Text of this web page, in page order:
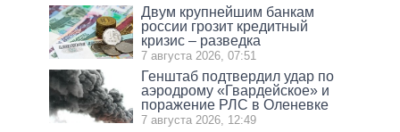
Двум крупнейшим банкам
россии грозит кредитный
кризис – разведка
7 августа 2026, 07:51
Генштаб подтвердил удар по
аэродрому «Гвардейское» и
поражение РЛС в Оленевке
7 августа 2026, 12:49